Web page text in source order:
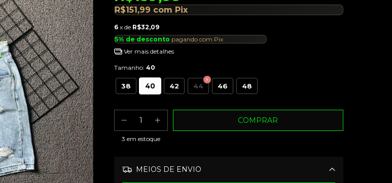
R$151,99 com Pix
6 x de R$32,09
5% de desconto pagando com Pix
Ver mais detalhes
Tamanho: 40
38 40 42 44 46 48
3 em estoque
MEIOS DE ENVIO